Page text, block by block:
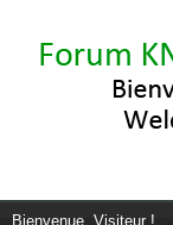
Bienvenue, Visiteur !